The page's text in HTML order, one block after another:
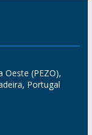
Oeste (PEZO),
Portugal